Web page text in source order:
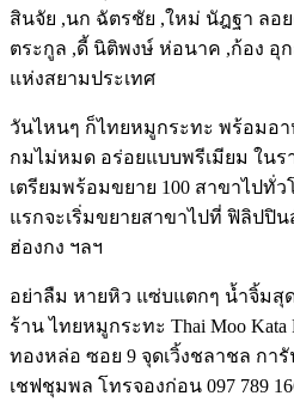
สินจัย ,นก ฉัตรชัย ,ใหม่ นัฎฐา ลอ
ตระกูล ,ดี้ นิติพงษ์ ห่อนาค ,ก้อง อุ
แห่งสยามประเทศ
วันไหนๆ ก็ไทยหมูกระทะ พร้อมอ
กมไม่หมด อร่อยแบบพรีเมียม ในร
เตรียมพร้อมขยาย 100 สาขาไปทั่
แรกจะเริ่มขยายสาขาไปที่ ฟิลิปปิ
ฮ่องกง ฯลฯ
อย่าลืม หายหิว แซ่บแตกๆ น้ำจิ้มสุ
ร้าน ไทยหมูกระทะ Thai Moo Kata
ทองหล่อ ซอย 9 จุดเวิ้งชลาชล กา
เชฟชุมพล โทรจองก่อน 097 789